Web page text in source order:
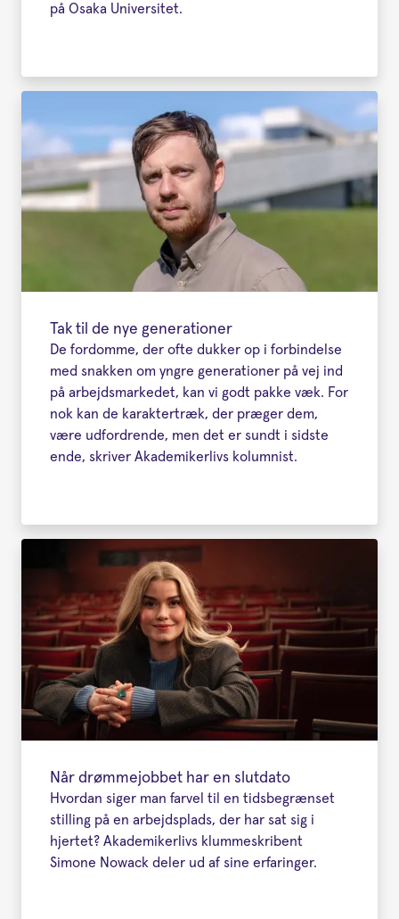
på Osaka Universitet.
Tak til de nye generationer
De fordomme, der ofte dukker op i forbindelse
med snakken om yngre generationer på vej ind
på arbejdsmarkedet, kan vi godt pakke væk. For
nok kan de karaktertræk, der præger dem,
være udfordrende, men det er sundt i sidste
ende, skriver Akademikerlivs kolumnist.
Når drømmejobbet har en slutdato
Hvordan siger man farvel til en tidsbegrænset
stilling på en arbejdsplads, der har sat sig i
hjertet? Akademikerlivs klummeskribent
Simone Nowack deler ud af sine erfaringer.